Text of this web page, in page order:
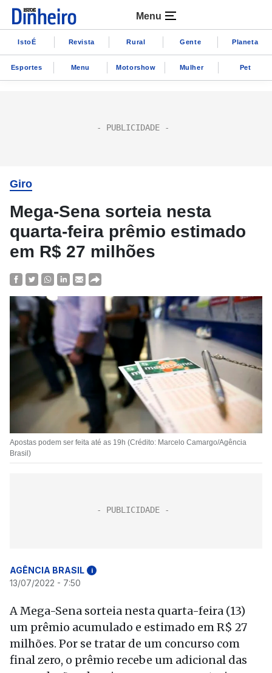
Menu
IstoÉ Revista Rural Gente Planeta
Esportes Menu Motorshow Mulher Pet
Giro
Mega-Sena sorteia nesta
quarta-feira prêmio estimado
em R$ 27 milhões
Apostas podem ser feita até as 19h (Crédito: Marcelo Camargo/Agência
Brasil)
AGÊNCIA BRASIL i
13/07/2022 - 7:50
A Mega-Sena sorteia nesta quarta-feira (13)
um prêmio acumulado e estimado em R$ 27
milhões. Por se tratar de um concurso com
final zero, o prêmio recebe um adicional das